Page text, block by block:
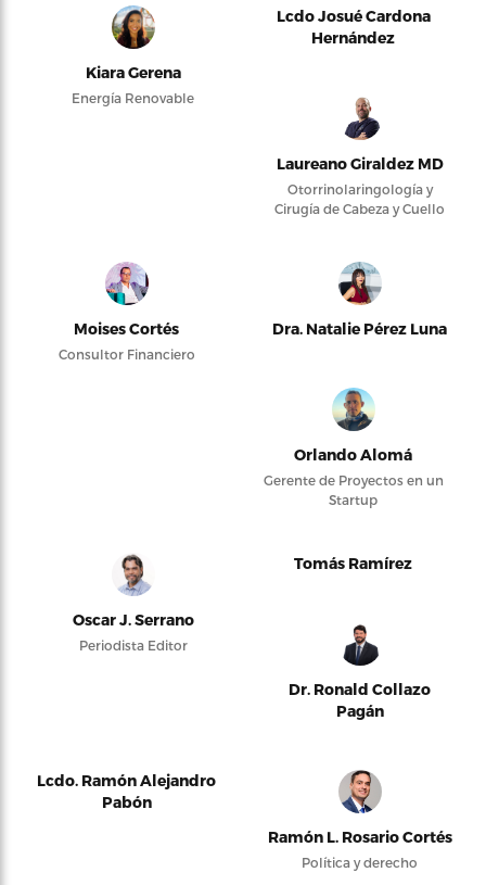
Kiara Gerena
Energía Renovable
Lcdo Josué Cardona
Hernández
Laureano Giraldez MD
Otorrinolaringología y
Cirugía de Cabeza y Cuello
Moises Cortés
Consultor Financiero
Dra. Natalie Pérez Luna
Orlando Alomá
Gerente de Proyectos en un
Startup
Oscar J. Serrano
Periodista Editor
Tomás Ramírez
Dr. Ronald Collazo
Pagán
Lcdo. Ramón Alejandro
Pabón
Ramón L. Rosario Cortés
Política y derecho